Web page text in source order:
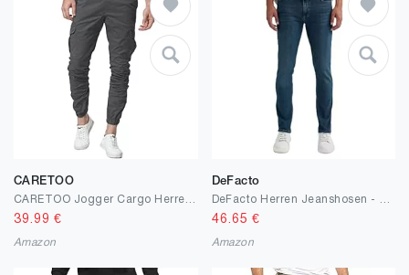
CARETOO
39.99 €
Amazon
DeFacto
46.65 €
Amazon